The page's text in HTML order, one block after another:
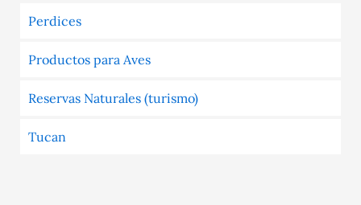
Perdices
Productos para Aves
Reservas Naturales (turismo)
Tucan